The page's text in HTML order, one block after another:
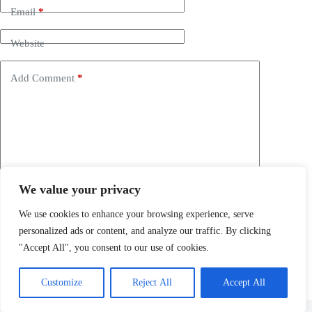
We value your privacy
We use cookies to enhance your browsing experience, serve
personalized ads or content, and analyze our traffic. By clicking
"Accept All", you consent to our use of cookies.
Customize Reject All Accept All
Email*
Website
Add Comment *
Save my name, email and website in this browser for the
Post Comment